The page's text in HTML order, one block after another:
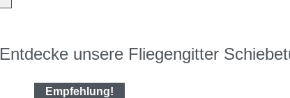
Entdecke unsere Fliegengitter
Empfehlung!